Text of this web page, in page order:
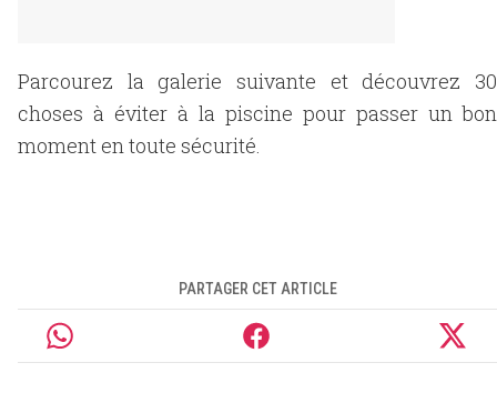
Parcourez la galerie suivante et découvrez 30
choses à éviter à la piscine pour passer un bon
moment en toute sécurité.
PARTAGER CET ARTICLE